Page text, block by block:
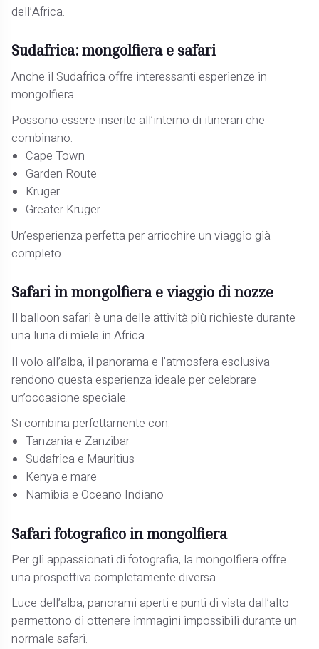
dell’Africa.
Sudafrica: mongolfiera e safari
Anche il Sudafrica offre interessanti esperienze in
mongolfiera.
Possono essere inserite all’interno di itinerari che
combinano:
Cape Town
Garden Route
Kruger
Greater Kruger
Un’esperienza perfetta per arricchire un viaggio già
completo.
Safari in mongolfiera e viaggio di nozze
Il balloon safari è una delle attività più richieste durante
una luna di miele in Africa.
Il volo all’alba, il panorama e l’atmosfera esclusiva
rendono questa esperienza ideale per celebrare
un’occasione speciale.
Si combina perfettamente con:
Tanzania e Zanzibar
Sudafrica e Mauritius
Kenya e mare
Namibia e Oceano Indiano
Safari fotografico in mongolfiera
Per gli appassionati di fotografia, la mongolfiera offre
una prospettiva completamente diversa.
Luce dell’alba, panorami aperti e punti di vista dall’alto
permettono di ottenere immagini impossibili durante un
normale safari.